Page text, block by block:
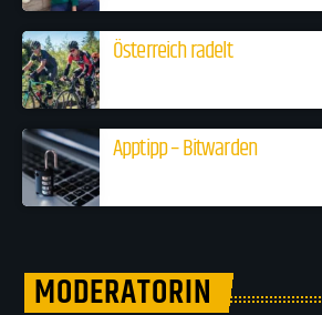
Österreich radelt
Apptipp – Bitwarden
MODERATORIN